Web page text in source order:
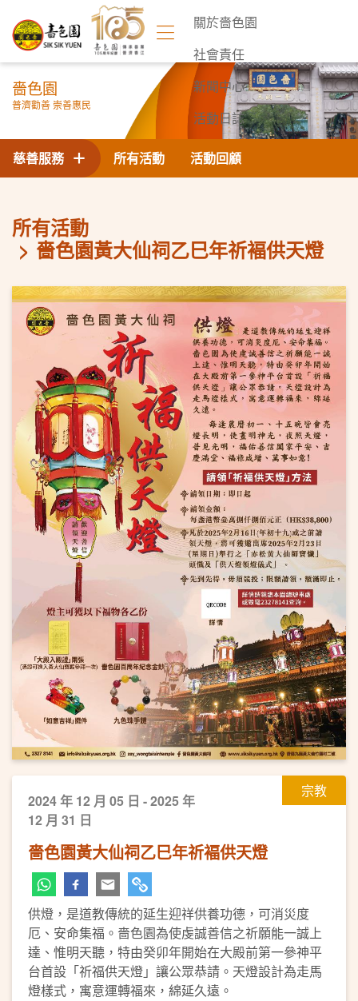
關於嗇色園
社會責任
新聞中心
活動日誌
聯絡我們
嗇色園
普濟勸善 崇善惠民
所有活動 活動回顧
慈善服務
所有活動
嗇色園黃大仙祠乙巳年祈褔供天燈
宗教
2024 年 12 月 05 日 - 2025 年
12 月 31 日
嗇色園黃大仙祠乙巳年祈褔供天燈
供燈，是道教傳統的延生迎祥供養功德，可消災度
厄、安命集福。嗇色園為使虔誠善信之祈願能一誠上
達、惟明天聽，特由癸卯年開始在大殿前第一參神平
台首設「祈福供天燈」讓公眾恭請。天燈設計為走馬
燈樣式，寓意運轉福來，綿延久遠。